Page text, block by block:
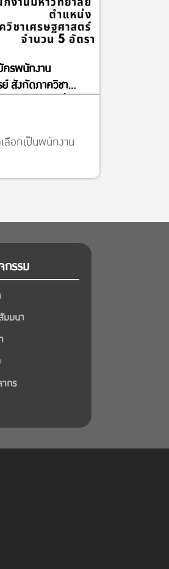
ครพนักงาน
สังกัดภาควิชา
ได้ตั้งแต่บัดนี้จนถึง
อกเป็นพนักงาน
กรรม
มมนา
กร